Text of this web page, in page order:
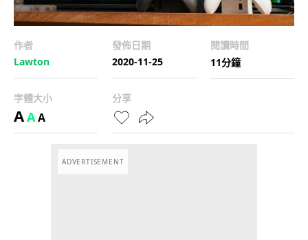
作者
Lawton
發佈日期
2020-11-25
閱讀時間
11分鐘
字體大小
AAA
分享
ADVERTISEMENT